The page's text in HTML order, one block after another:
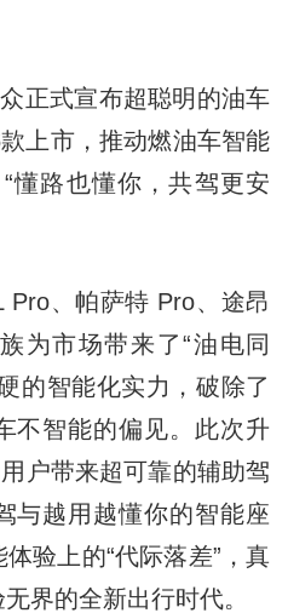
式宣布超聪明的油车
上市，推动燃油车智能
懂路也懂你，共驾更安
、帕萨特 Pro、途昂
为市场带来了“油电同
的智能化实力，破除了
不智能的偏见。此次升
户带来超可靠的辅助驾
与越用越懂你的智能座
验上的“代际落差”，真
界的全新出行时代。